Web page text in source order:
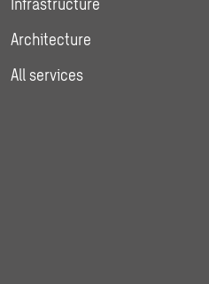
Architecture
All services